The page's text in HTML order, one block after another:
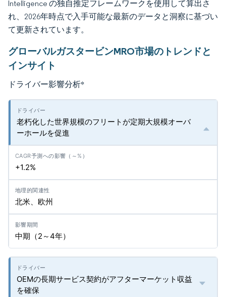
Intelligence の独自推定フレームワークを使用して算出さ
れ、2026年時点で入手可能な最新のデータと洞察に基づい
て更新されています。
グローバルガスタービンMRO市場のトレンドと
インサイト
ドライバー影響分析*
老朽化した世界規模のフリートが定期大規模オーバ
ーホールを促進
+1.2%
北米、欧州
中期（2～4年）
OEMの長期サービス契約がアフターマーケット収益
を確保